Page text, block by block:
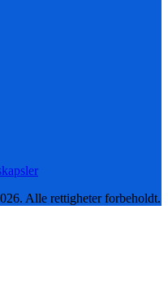
Alle rettigheter forbeholdt.